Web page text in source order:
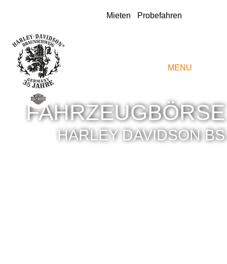
Mieten Probefahren
MENU
FAHRZEUGBÖRSE
HARLEY DAVIDSON BS